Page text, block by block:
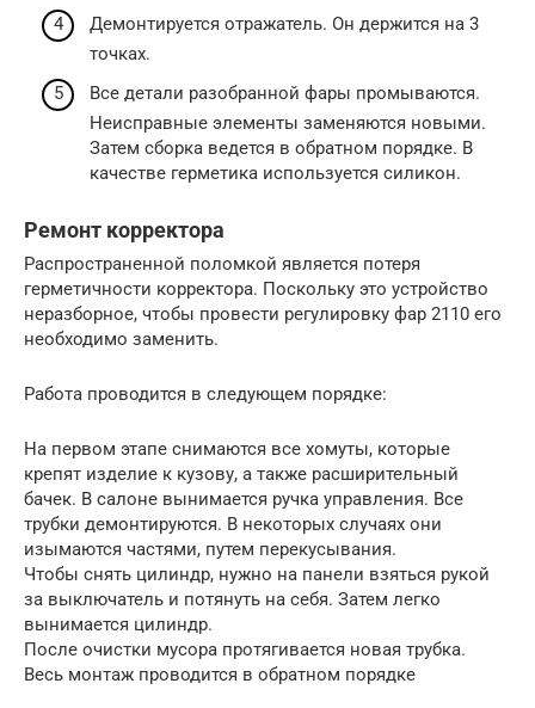
Демонтируется отражатель. Он держится на 3
точках.
Все детали разобранной фары промываются.
Неисправные элементы заменяются новыми.
Затем сборка ведется в обратном порядке. В
качестве герметика используется силикон.
Ремонт корректора
Распространенной поломкой является потеря
герметичности корректора. Поскольку это устройство
неразборное, чтобы провести регулировку фар 2110 его
необходимо заменить.
Работа проводится в следующем порядке:
На первом этапе снимаются все хомуты, которые
крепят изделие к кузову, а также расширительный
бачек. В салоне вынимается ручка управления. Все
трубки демонтируются. В некоторых случаях они
изымаются частями, путем перекусывания.
Чтобы снять цилиндр, нужно на панели взяться рукой
за выключатель и потянуть на себя. Затем легко
вынимается цилиндр.
После очистки мусора протягивается новая трубка.
Весь монтаж проводится в обратном порядке